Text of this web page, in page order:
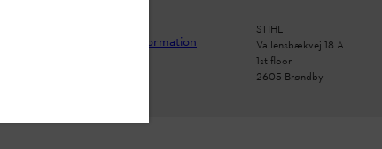
Juridisk information
STIHL
Vallensbækvej 18 A
1st floor
2605 Brøndby